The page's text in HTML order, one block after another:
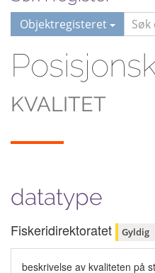
Objektregisteret
KVALITET
datatype
Fiskeridirektoratet Gyldig
beskrivelse av kvaliteten på